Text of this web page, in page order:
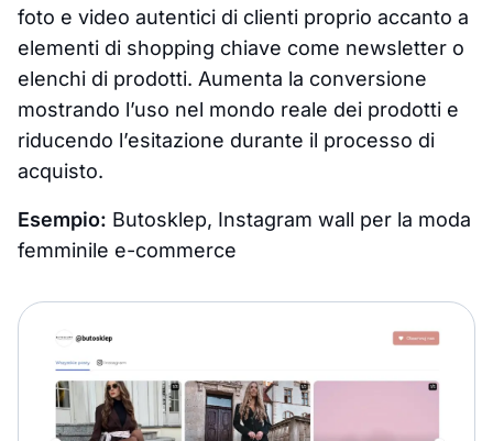
foto e video autentici di clienti proprio accanto a
elementi di shopping chiave come newsletter o
elenchi di prodotti. Aumenta la conversione
mostrando l’uso nel mondo reale dei prodotti e
riducendo l’esitazione durante il processo di
acquisto.
Esempio: Butosklep, Instagram wall per la moda
femminile e-commerce